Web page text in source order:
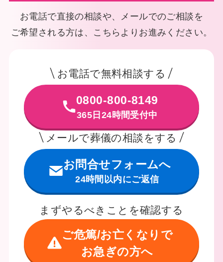
お電話で直接の相談や、メールでのご相談を
ご希望される方は、こちらよりお進みください。
お電話で無料相談する
0800-800-8149
365日24時間受付中
メールで葬儀の相談をする
お問合せフォームへ
24時間以内にご返信
まずやるべきことを確認する
ご危篤/お亡くなりで
お急ぎの方へ